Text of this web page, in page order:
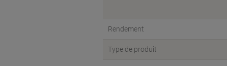
Rendement
Type de produit